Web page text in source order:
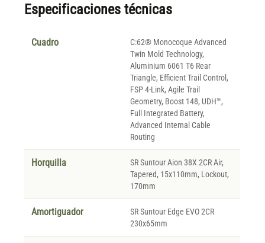
Especificaciones técnicas
Cuadro
C:62® Monocoque Advanced
Twin Mold Technology,
Aluminium 6061 T6 Rear
Triangle, Efficient Trail Control,
FSP 4-Link, Agile Trail
Geometry, Boost 148, UDH™,
Full Integrated Battery,
Advanced Internal Cable
Routing
Horquilla
SR Suntour Aion 38X 2CR Air,
Tapered, 15x110mm, Lockout,
170mm
Amortiguador
SR Suntour Edge EVO 2CR
230x65mm